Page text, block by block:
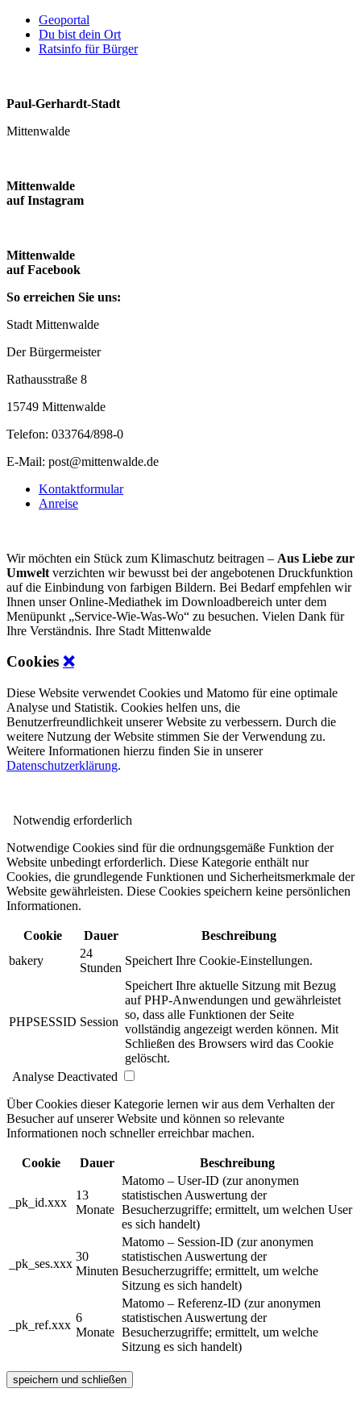
Geoportal
Du bist dein Ort
Ratsinfo für Bürger
Paul-Gerhardt-Stadt
Mittenwalde
Mittenwalde
auf Instagram
Mittenwalde
auf Facebook
So erreichen Sie uns:
Stadt Mittenwalde
Der Bürgermeister
Rathausstraße 8
15749 Mittenwalde
Telefon: 033764/898-0
E-Mail: post@mittenwalde.de
Kontaktformular
Anreise
Wir möchten ein Stück zum Klimaschutz beitragen – Aus Liebe zur
Umwelt verzichten wir bewusst bei der angebotenen Druckfunktion
auf die Einbindung von farbigen Bildern. Bei Bedarf empfehlen wir
Ihnen unser Online-Mediathek im Downloadbereich unter dem
Menüpunkt „Service-Wie-Was-Wo“ zu besuchen. Vielen Dank für
Ihre Verständnis. Ihre Stadt Mittenwalde
Cookies ❌
Diese Website verwendet Cookies und Matomo für eine optimale
Analyse und Statistik. Cookies helfen uns, die
Benutzerfreundlichkeit unserer Website zu verbessern. Durch die
weitere Nutzung der Website stimmen Sie der Verwendung zu.
Weitere Informationen hierzu finden Sie in unserer
Datenschutzerklärung.
Notwendig erforderlich
Notwendige Cookies sind für die ordnungsgemäße Funktion der
Website unbedingt erforderlich. Diese Kategorie enthält nur
Cookies, die grundlegende Funktionen und Sicherheitsmerkmale der
Website gewährleisten. Diese Cookies speichern keine persönlichen
Informationen.
Cookie Dauer
Beschreibung
bakery
24
Stunden
Speichert Ihre Cookie-Einstellungen.
PHPSESSID Session
Speichert Ihre aktuelle Sitzung mit Bezug
auf PHP-Anwendungen und gewährleistet
so, dass alle Funktionen der Seite
vollständig angezeigt werden können. Mit
Schließen des Browsers wird das Cookie
gelöscht.
Analyse Deactivated
Über Cookies dieser Kategorie lernen wir aus dem Verhalten der
Besucher auf unserer Website und können so relevante
Informationen noch schneller erreichbar machen.
Cookie Dauer Beschreibung
_pk_id.xxx
13
Monate
Matomo – User-ID (zur anonymen
statistischen Auswertung der
Besucherzugriffe; ermittelt, um welchen User
es sich handelt)
_pk_ses.xxx
30
Minuten
Matomo – Session-ID (zur anonymen
statistischen Auswertung der
Besucherzugriffe; ermittelt, um welche
Sitzung es sich handelt)
_pk_ref.xxx
6
Monate
Matomo – Referenz-ID (zur anonymen
statistischen Auswertung der
Besucherzugriffe; ermittelt, um welche
Sitzung es sich handelt)
speichern und schließen